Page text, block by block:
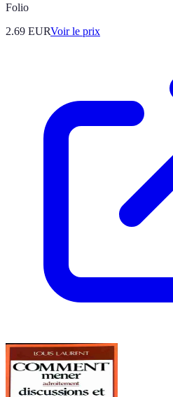
Folio
2.69 EURVoir le prix